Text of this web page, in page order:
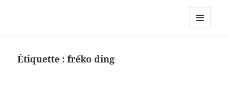
Le site personnel d'Antoine Oury
Étiquette :fréko ding